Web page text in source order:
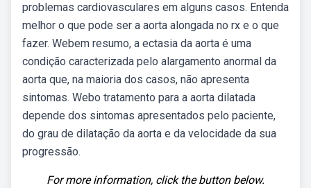
problemas cardiovasculares em alguns casos. Entenda
melhor o que pode ser a aorta alongada no rx e o que
fazer. Webem resumo, a ectasia da aorta é uma
condição caracterizada pelo alargamento anormal da
aorta que, na maioria dos casos, não apresenta
sintomas. Webo tratamento para a aorta dilatada
depende dos sintomas apresentados pelo paciente,
do grau de dilatação da aorta e da velocidade da sua
progressão.
For more information, click the button below.